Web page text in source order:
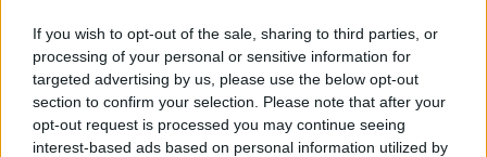
If you wish to opt-out of the sale, sharing to third parties, or
processing of your personal or sensitive information for
targeted advertising by us, please use the below opt-out
section to confirm your selection. Please note that after your
opt-out request is processed you may continue seeing
interest-based ads based on personal information utilized by
flessibilità tattica. Questi successi hanno riacceso l'interesse
della Lazio: in caso di separazione tra Lotito e Sarri, il nome
del tedesco potrebbe tornare di moda come profilo ideale
per valorizzare i giovani biancocelesti, forte della profonda
stima che il presidente nutre nei suoi confronti.